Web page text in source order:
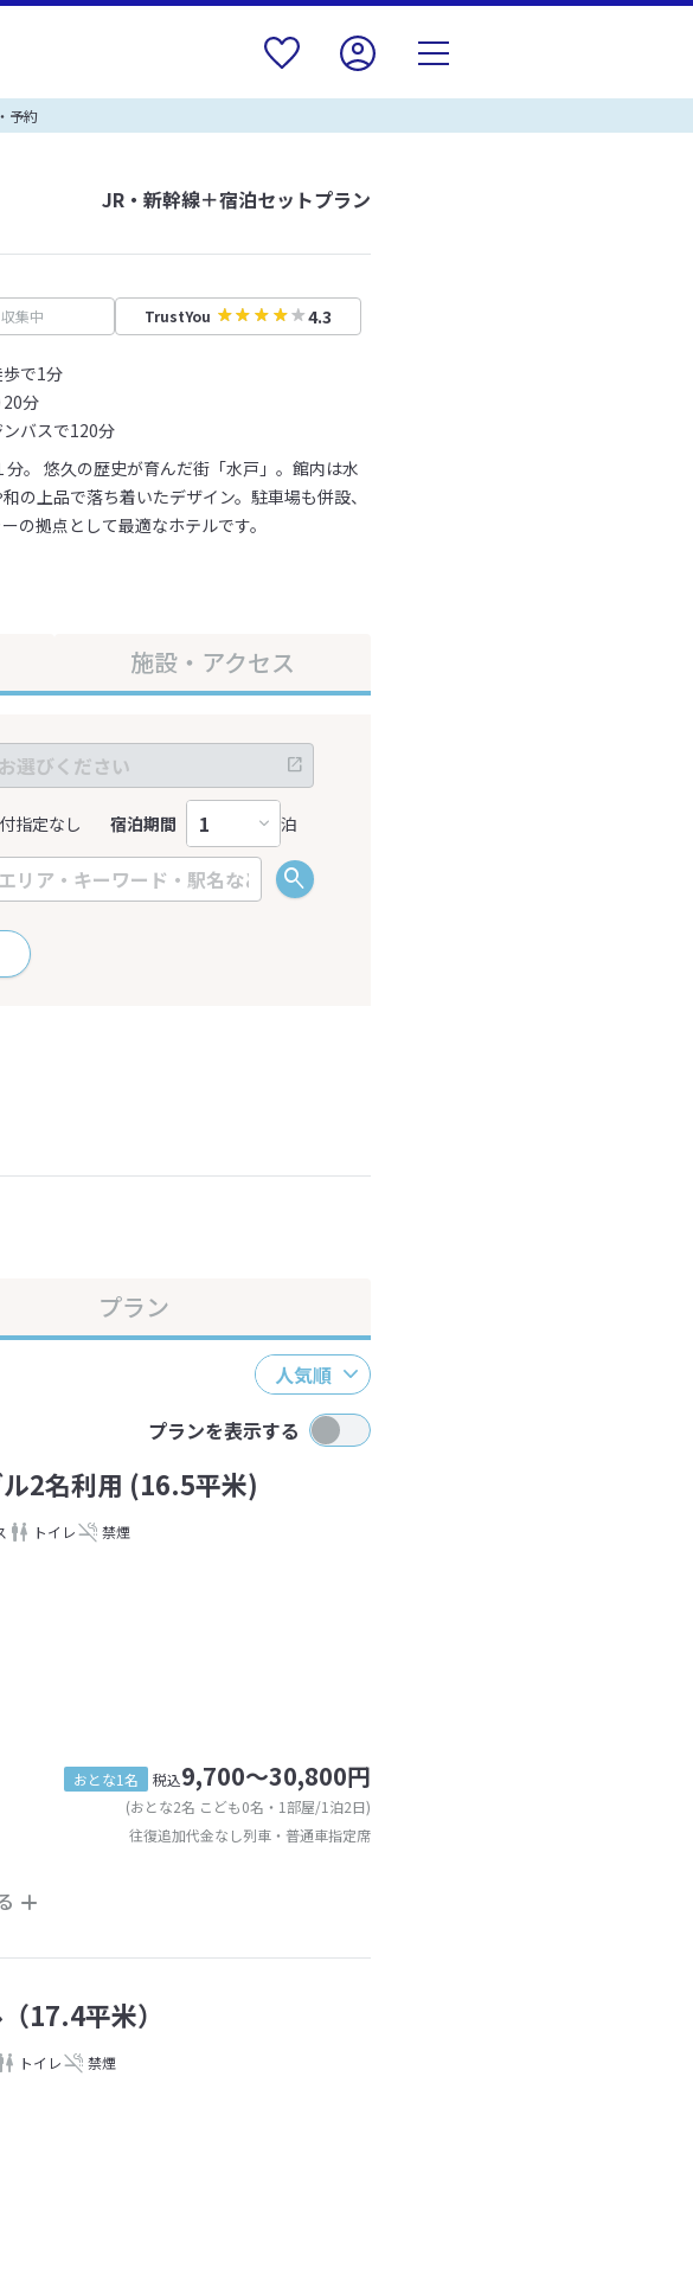
予約
JR・新幹線＋宿泊セットプラン
収集中 TrustYou 4.3
で1分
分
バスで120分
。 悠久の歴史が育んだ街「水戸」。館内は水
の上品で落ち着いたデザイン。駐車場も併設、
の拠点として最適なホテルです。
施設・アクセス
指定なし 宿泊期間
泊
認画面でご確認ください。
プラン
人気順
プランを表示する
ル2名利用 (16.5平米)
トイレ 禁煙
おとな1名 税込9,700～30,800円
(おとな2名 こども0名・1部屋/1泊2日)
往復追加代金なし列車・普通車指定席
17.4平米）
トイレ 禁煙